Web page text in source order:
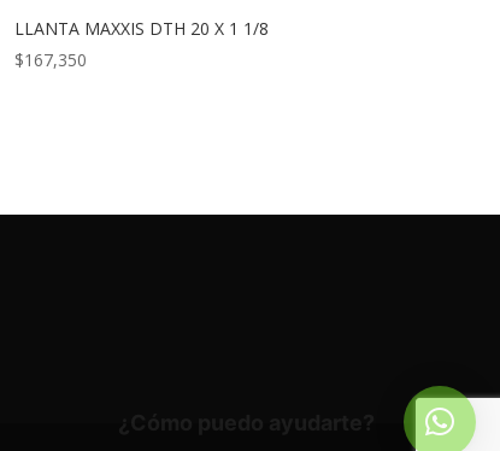
LLANTA MAXXIS DTH 20 X 1 1/8
$167,350